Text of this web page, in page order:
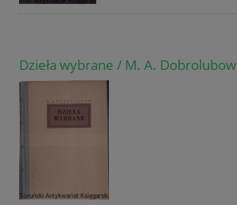
Dzieła wybrane / M. A. Dobrolubow